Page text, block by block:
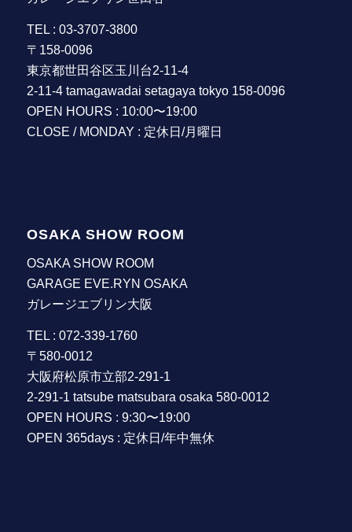
TEL : 03-3707-3800
〒158-0096
東京都世田谷区玉川台2-11-4
2-11-4 tamagawadai setagaya tokyo 158-0096
OPEN HOURS : 10:00〜19:00
CLOSE / MONDAY : 定休日/月曜日
OSAKA SHOW ROOM
OSAKA SHOW ROOM
GARAGE EVE.RYN OSAKA
ガレージエブリン大阪
TEL : 072-339-1760
〒580-0012
大阪府松原市立部2-291-1
2-291-1 tatsube matsubara osaka 580-0012
OPEN HOURS : 9:30〜19:00
OPEN 365days : 定休日/年中無休